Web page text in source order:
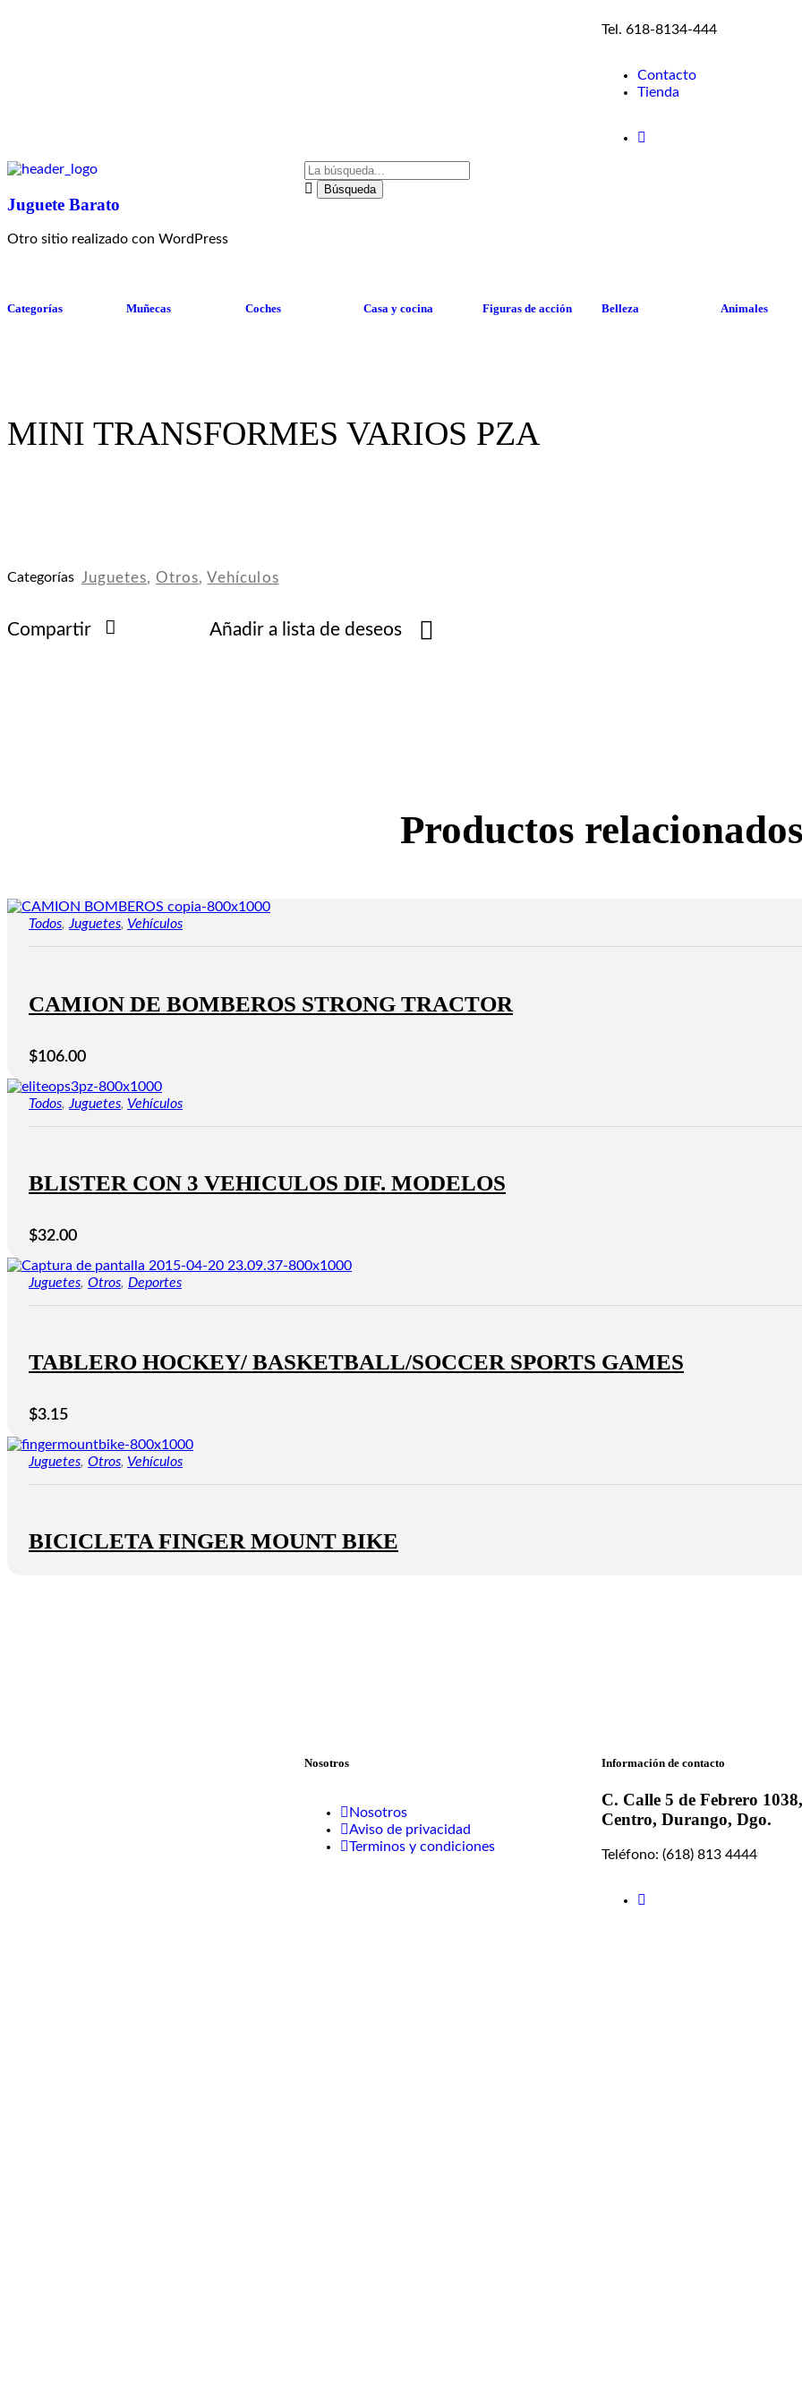
Tel. 618-8134-444
Contacto
Tienda
Juguete Barato
Otro sitio realizado con WordPress
Categorías Muñecas Coches Casa y cocina Figuras de acción Belleza Animales
MINI TRANSFORMES VARIOS PZA
Añadir a lista de deseos
Compartir
Categorías Juguetes,Otros,Vehículos
Productos
CAMION DE BOMBEROS STRONG TRACTOR
$106.00
Todos,Juguetes, Vehículos
BLISTER CON 3 VEHICULOS DIF. MODELOS
$32.00
Todos, Juguetes, Vehículos
TABLERO HOCKEY/ BASKETBALL/SOCCER SPORTS GAMES
$3.15
Juguetes, Otros, Deportes
BICICLETA FINGER MOUNT BIKE
Juguetes, Otros, Vehículos
Nosotros
Nosotros
Aviso de privacidad
Terminos y condiciones
Información de contacto
C. Calle 5 de Febrero
Centro, Durango, Dgo.
Teléfono: (618) 813 4444